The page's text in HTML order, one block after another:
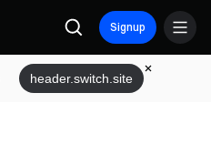
Signup
header.switch.site